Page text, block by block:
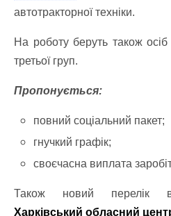
автотракторної техніки.
На роботу беруть також осіб
третьої груп.
Пропонується:
повний соціальний пакет;
гнучкий графік;
своєчасна виплата
Також новий перелік
Харківський обласний